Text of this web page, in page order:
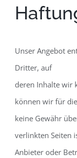
Unser Angebot
Dritter, auf
deren Inhalte wir
können wir für
keine Gewähr
verlinkten Seiten
Anbieter oder